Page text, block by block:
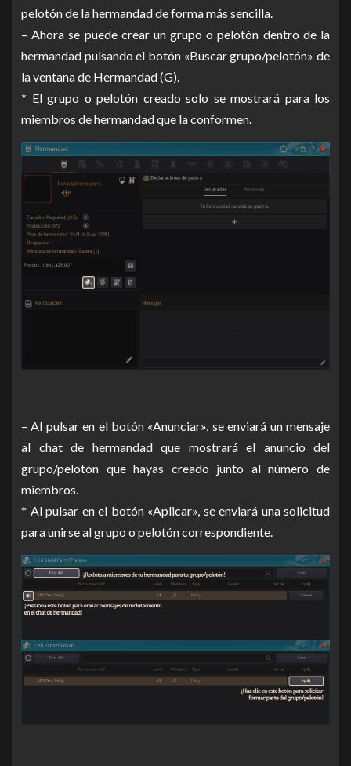
pelotón de la hermandad de forma más sencilla.
– Ahora se puede crear un grupo o pelotón dentro de la
hermandad pulsando el botón «Buscar grupo/pelotón» de
la ventana de Hermandad (G).
* El grupo o pelotón creado solo se mostrará para los
miembros de hermandad que la conformen.
– Al pulsar en el botón «Anunciar», se enviará un mensaje
al chat de hermandad que mostrará el anuncio del
grupo/pelotón que hayas creado junto al número de
miembros.
* Al pulsar en el botón «Aplicar», se enviará una solicitud
para unirse al grupo o pelotón correspondiente.